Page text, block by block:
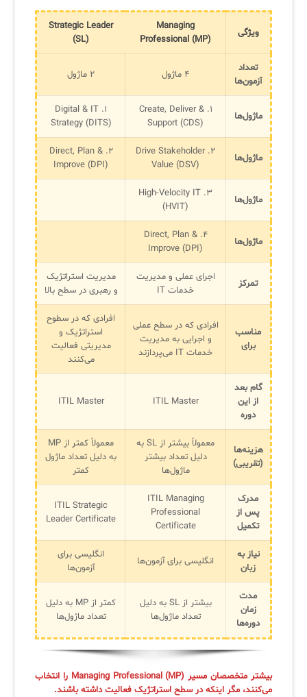
ویژگی
Managing
Professional (MP)
Strategic Leader
(SL)
تعداد
آزمون‌ها
۴ ماژول ۲ ماژول
ماژول‌ها
۱. Create, Deliver &
Support (CDS)
۱. Digital & IT
Strategy (DITS)
ماژول‌ها
۲. Drive Stakeholder
Value (DSV)
۲. Direct, Plan &
Improve (DPI)
ماژول‌ها
۳. High-Velocity IT
(HVIT)
ماژول‌ها
۴. Direct, Plan &
Improve (DPI)
تمرکز
اجرای عملی و مدیریت
خدمات IT
مدیریت استراتژیک
و رهبری در سطح بالا
مناسب
برای
افرادی که در سطح عملی
و اجرایی به مدیریت
خدمات IT می‌پردازند
افرادی که در سطوح
استراتژیک و
مدیریتی فعالیت
می‌کنند
گام بعد
از این
دوره
ITIL Master
ITIL Master
هزینه‌ها
(تقریبی)
معمولاً بیشتر از SL به
دلیل تعداد بیشتر
ماژول‌ها
معمولاً کمتر از MP
به دلیل تعداد ماژول
کمتر
مدرک
پس از
تکمیل
ITIL Managing
Professional
Certificate
ITIL Strategic
Leader Certificate
نیاز به
زبان
انگلیسی برای آزمون‌ها
انگلیسی برای
آزمون‌ها
مدت
زمان
دوره‌ها
بیشتر از SL به دلیل
تعداد ماژول‌ها
کمتر از MP به دلیل
تعداد ماژول‌ها
بیشتر متخصصان مسیر Managing Professional (MP) را انتخاب
می‌کنند، مگر اینکه در سطح استراتژیک فعالیت داشته باشند.